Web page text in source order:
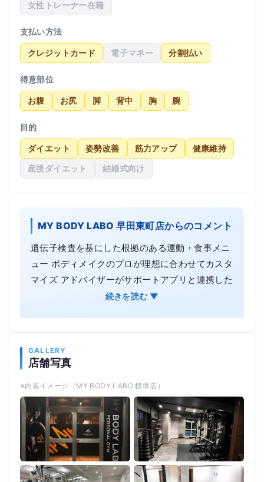
女性トレーナー在籍
支払い方法
クレジットカード 電子マネー 分割払い
得意部位
お腹 お尻 脚 背中 胸 腕
目的
ダイエット 姿勢改善 筋力アップ 健康維持
産後ダイエット 結婚式向け
MY BODY LABO 早田東町店からのコメント
遺伝子検査を基にした根拠のある運動・食事メニ
ュー ボディメイクのプロが理想に合わせてカスタ
マイズ アドバイザーがサポートアプリと連携した
食事管理 オンライン・ジムそれぞれ併用OK 結果
続きを読む ▼
GALLERY
店舗写真
※内装イメージ（MY BODY LABO 標準店）